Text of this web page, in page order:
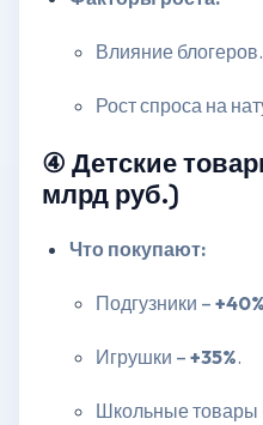
Влияние блогеров.
Рост спроса на
④ Детские
млрд руб.)
Что покупают:
Подгузники – +40%
Игрушки – +35%.
Школьные товары